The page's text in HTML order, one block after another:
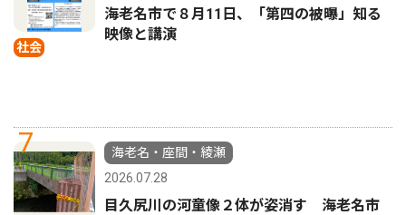
社会
海老名市で８月11日、「第四の被曝」知る
映像と講演
7
海老名・座間・綾瀬
2026.07.28
目久尻川の河童像２体が姿消す 海老名市